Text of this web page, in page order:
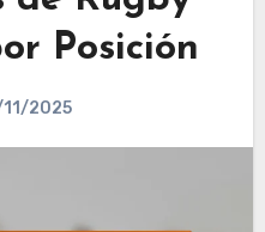
Posición
2025